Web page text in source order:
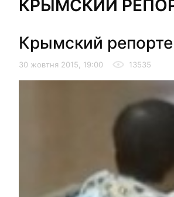
КРЫМСКИЙ
Крымский
30 жовтня 2015, 19:00 13535